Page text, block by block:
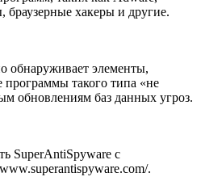
браузерные хакеры и другие.
обнаруживает элементы,
такого типа «не
обновлениям баз данных угроз.
SuperAntiSpyware с
.